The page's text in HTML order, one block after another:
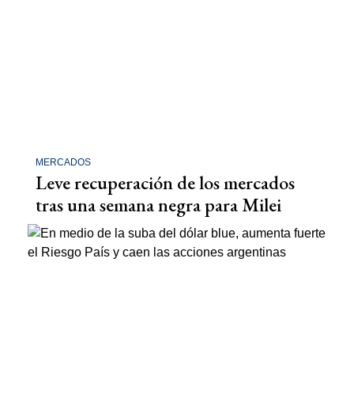
MERCADOS
Leve recuperación de los mercados
tras una semana negra para Milei